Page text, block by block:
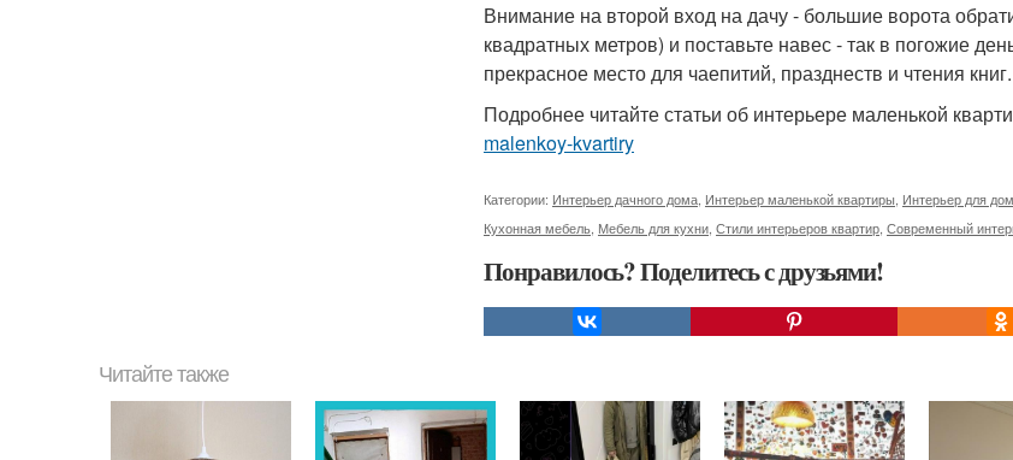
Внимание на второй вход на дачу - большие ворота
квадратных метров) и поставьте навес - так в погожие
прекрасное место для чаепитий, празднеств и чтения книг.
Подробнее читайте статьи об интерьере маленькой
malenkoy-kvartiry
Категории: Интерьер дачного дома Интерьер маленькой квартиры Интерьер для
Кухонная мебель Мебель для кухни Стили интерьеров квартир Современный
Понравилось? Поделитесь с друзьями!
Читайте также